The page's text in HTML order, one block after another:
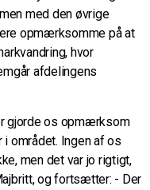
med den øvrige
opmærksomme på at
hvor
afdelingens
gjorde os opmærksom
området. Ingen af os
men det var jo rigtigt,
og fortsætter: - Der